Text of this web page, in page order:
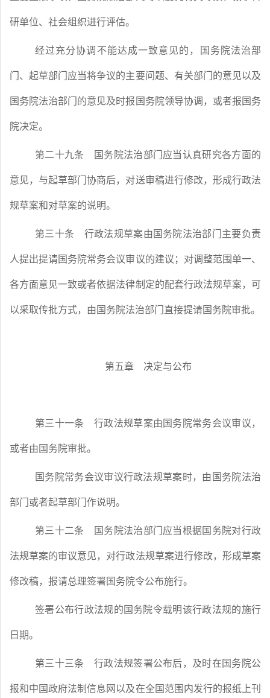
研单位、社会组织进行评估。
经过充分协调不能达成一致意见的，国务院法治部
门、起草部门应当将争议的主要问题、有关部门的意见以及
国务院法治部门的意见及时报国务院领导协调，或者报国务
院决定。
第二十九条 国务院法治部门应当认真研究各方面的
意见，与起草部门协商后，对送审稿进行修改，形成行政法
规草案和对草案的说明。
第三十条 行政法规草案由国务院法治部门主要负责
人提出提请国务院常务会议审议的建议；对调整范围单一、
各方面意见一致或者依据法律制定的配套行政法规草案，可
以采取传批方式，由国务院法治部门直接提请国务院审批。
第五章 决定与公布
第三十一条 行政法规草案由国务院常务会议审议，
或者由国务院审批。
国务院常务会议审议行政法规草案时，由国务院法治
部门或者起草部门作说明。
第三十二条 国务院法治部门应当根据国务院对行政
法规草案的审议意见，对行政法规草案进行修改，形成草案
修改稿，报请总理签署国务院令公布施行。
签署公布行政法规的国务院令载明该行政法规的施行
日期。
第三十三条 行政法规签署公布后，及时在国务院公
报和中国政府法制信息网以及在全国范围内发行的报纸上刊